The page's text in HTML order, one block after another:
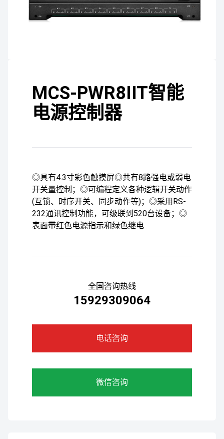
MCS-PWR8IIT智能
电源控制器
◎具有4.3寸彩色触摸屏◎共有8路强电或弱电
开关量控制；◎可编程定义各种逻辑开关动作
(互锁、时序开关、同步动作等)；◎采用RS-
232通讯控制功能，可级联到520台设备；◎
表面带红色电源指示和绿色继电
全国咨询热线
15929309064
电话咨询
微信咨询